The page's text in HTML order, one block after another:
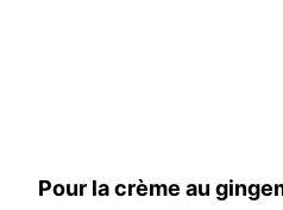
Pour la crème au